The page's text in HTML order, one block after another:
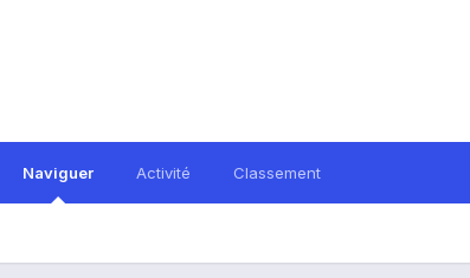
Naviguer Activité Classement